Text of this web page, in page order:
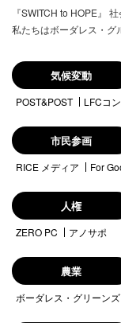
『SWITCH to HOPE』
私たちはボーダレス・グ
気候変動
POST&POST LFCコ
市民参画
RICE メディア For
人権
ZERO PC アノサポ
農業
ボーダレス・グリーンズ